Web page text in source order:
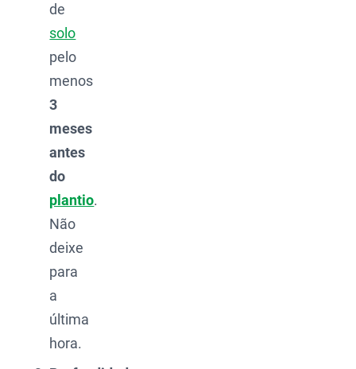
de
solo
pelo
menos
3
meses
antes
do
plantio.
Não
deixe
para
a
última
hora.